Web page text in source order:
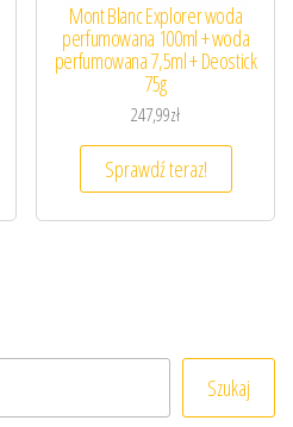
Mont Blanc Explorer woda
perfumowana 100ml + woda
perfumowana 7,5ml + Deostick
75g
247,99zł
Sprawdź teraz!
Szukaj